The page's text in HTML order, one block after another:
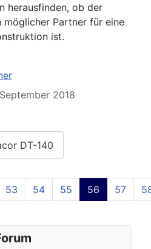
herausfinden, ob der
möglicher Partner für eine
ist.
2018
DT-140
Seite 56 von 129
53 54 55 56 57